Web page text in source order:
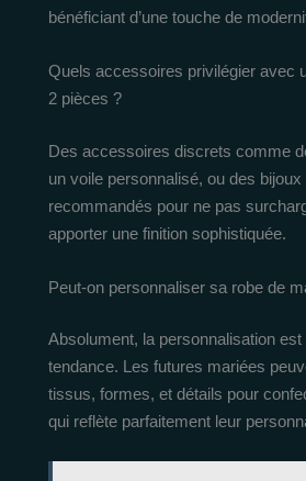
bénéficiant d’une touche de
Quels accessoires privilégier avec
2 pièces ?
Des accessoires discrets comme
un voile personnalisé, ou des
recommandés pour ne pas
apporter une finition sophistiquée.
Peut-on personnaliser sa robe de
Absolument, la personnalisation
tendance. Les futures mariées
tissus, formes, et détails pour
qui reflète parfaitement leur